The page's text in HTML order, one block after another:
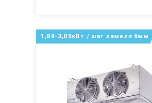
1,89-3,05кВт / шаг ламели 6мм